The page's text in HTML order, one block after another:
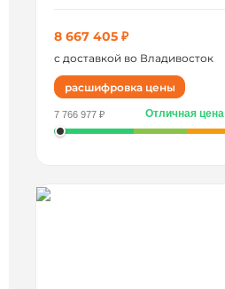
8 667 405 ₽
с доставкой во Владивосток
расшифровка цены
7 766 977 ₽ Отличная цена